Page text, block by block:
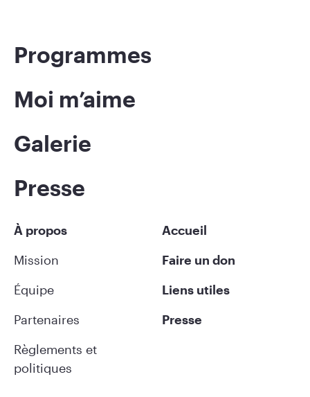
Programmes
Moi m’aime
Galerie
Presse
À propos
Mission
Équipe
Partenaires
Règlements et
politiques
Accueil
Faire un don
Liens utiles
Presse